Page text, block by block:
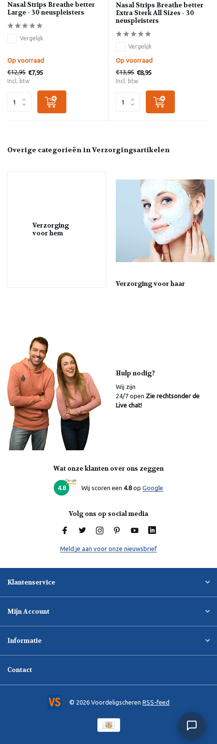
Nasal Strips Breathe better
Large - 30 neuspleisters
Vergelijk
Op voorraad
€12,95 €7,95
Incl. btw
Nasal Strips Breathe better
Extra Sterk All Sizes - 30
neuspleisters
Vergelijk
Op voorraad
€13,95 €8,95
Incl. btw
Overige categorieën in Verzorgingsartikelen
Verzorging
voor hem
Verzorging voor haar
Hulp nodig?
Wij zijn
24/7 open Zie rechtsonder de
Live chat!
Wat onze klanten over ons zeggen
4.8 Wij scoren een 4.8op Google
Volg ons op social media
Meld je aan voor onze nieuwsbrief
Klantenservice
Mijn Account
Informatie
Contact
© 2026 Voordeligscheren RSS-feed
Online